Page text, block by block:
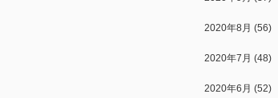
2020年8月 (56)
2020年7月 (48)
2020年6月 (52)